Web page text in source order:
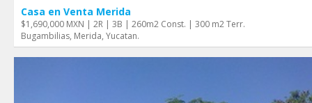
Casa en Venta Merida
$1,690,000 MXN | 2R | 3B | 260m2 Const. | 300 m2 Terr.
Bugambilias, Merida, Yucatan.